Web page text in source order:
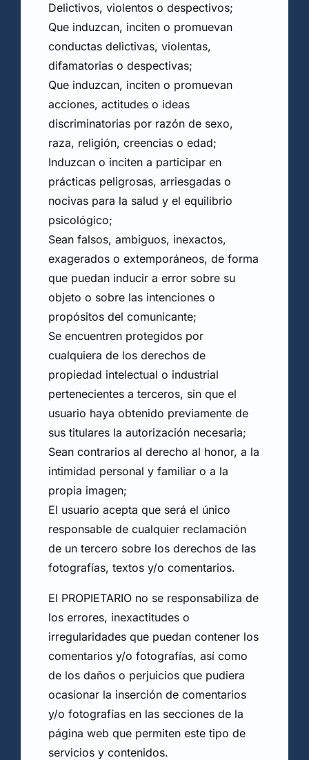
Delictivos, violentos o despectivos;
Que induzcan, inciten o promuevan
conductas delictivas, violentas,
difamatorias o despectivas;
Que induzcan, inciten o promuevan
acciones, actitudes o ideas
discriminatorias por razón de sexo,
raza, religión, creencias o edad;
Induzcan o inciten a participar en
prácticas peligrosas, arriesgadas o
nocivas para la salud y el equilibrio
psicológico;
Sean falsos, ambiguos, inexactos,
exagerados o extemporáneos, de forma
que puedan inducir a error sobre su
objeto o sobre las intenciones o
propósitos del comunicante;
Se encuentren protegidos por
cualquiera de los derechos de
propiedad intelectual o industrial
pertenecientes a terceros, sin que el
usuario haya obtenido previamente de
sus titulares la autorización necesaria;
Sean contrarios al derecho al honor, a la
intimidad personal y familiar o a la
propia imagen;
El usuario acepta que será el único
responsable de cualquier reclamación
de un tercero sobre los derechos de las
fotografías, textos y/o comentarios.
El PROPIETARIO no se responsabiliza de
los errores, inexactitudes o
irregularidades que puedan contener los
comentarios y/o fotografías, así como
de los daños o perjuicios que pudiera
ocasionar la inserción de comentarios
y/o fotografías en las secciones de la
página web que permiten este tipo de
servicios y contenidos.